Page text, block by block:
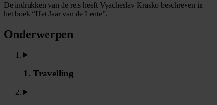
De indrukken van de reis heeft Vyacheslav Krasko beschreven in
het boek “Het Jaar van de Lente”.
Onderwerpen
1. Travelling